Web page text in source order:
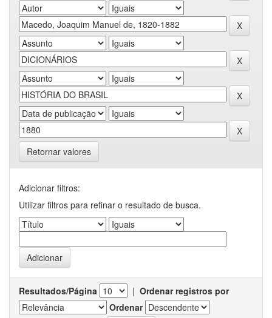
Retornar valores
Adicionar filtros:
Utilizar filtros para refinar o resultado de busca.
Resultados/Página | Ordenar registros por
Ordenar